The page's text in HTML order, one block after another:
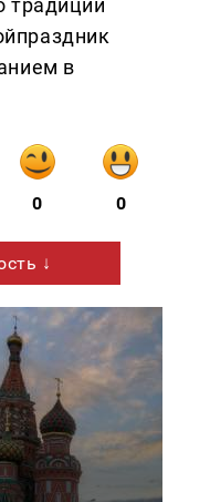
в
0 0
↓